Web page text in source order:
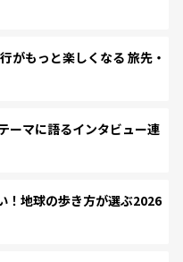
もっと楽しくなる 旅先・
ーマに語るインタビュー連
！地球の歩き方が選ぶ2026